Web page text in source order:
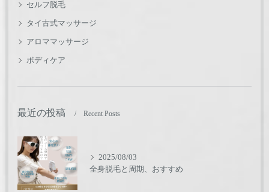
セルフ脱毛
タイ古式マッサージ
アロママッサージ
ボディケア
最近の投稿 Recent Posts
2025/08/03
全身脱毛と周期、おすすめ